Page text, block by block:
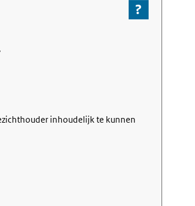
?
Ga
inhoudelijk te kunnen